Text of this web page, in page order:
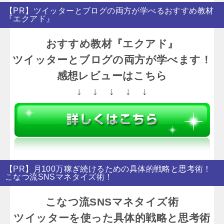
【PR】ツイッターとブログの両方が学べるおすすめ教材
『エクアド』
おすすめ教材『エクアド』
ツイッターとブログの両方が学べます！
感想レビューはこちら
↓ ↓ ↓ ↓ ↓
【PR】月100万稼ぎ続けるための具体的戦略と思考術！
こなつ流SNSマネタイズ術！
こなつ流SNSマネタイズ術
ツイッターを使った具体的戦略と思考術